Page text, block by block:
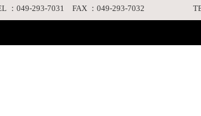
：049-293-7031 FAX ：049-293-7032